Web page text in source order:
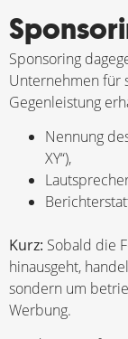
Sponsoring
Unternehmen für
Gegenleistung
Nennung
XY“),
Kurz: Sobald die
hinausgeht,
sondern um
Werbung.